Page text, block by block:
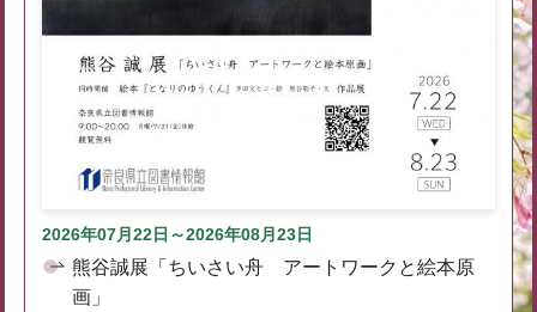
2026年07月22日～2026年08月23日
熊谷誠展「ちいさい舟 アートワークと絵本原
画」